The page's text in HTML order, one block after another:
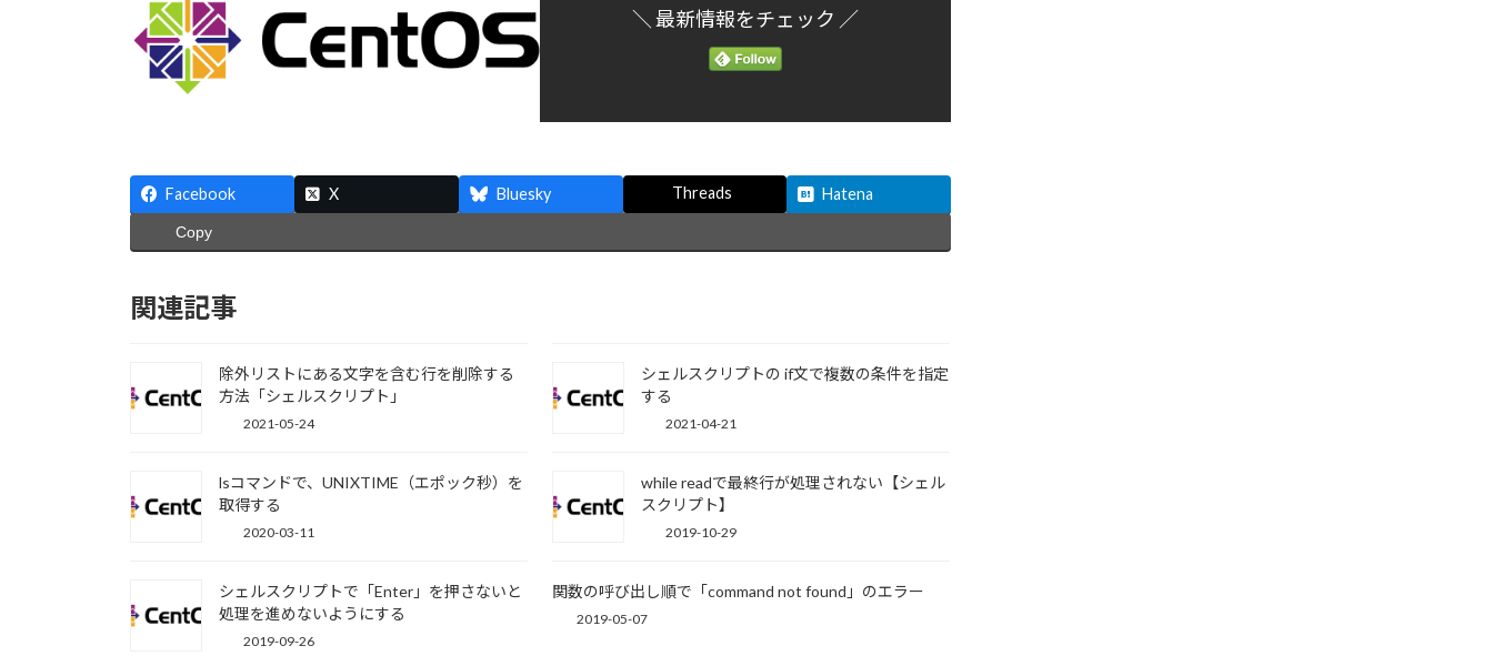
＼ 最新情報をチェック ／
Facebook X Bluesky Threads Hatena
Copy
関連記事
除外リストにある文字を含む行を削除する
方法「シェルスクリプト」
2021-05-24
シェルスクリプトの if文で複数の条件を指定
する
2021-04-21
lsコマンドで、UNIXTIME（エポック秒）を
取得する
2020-03-11
while readで最終行が処理されない【シェル
スクリプト】
2019-10-29
シェルスクリプトで「Enter」を押さないと
処理を進めないようにする
2019-09-26
関数の呼び出し順で「command not found」のエラー
2019-05-07